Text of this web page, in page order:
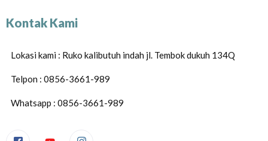
Kontak Kami
Lokasi kami : Ruko kalibutuh indah jl. Tembok dukuh 134Q
Telpon : 0856-3661-989
Whatsapp : 0856-3661-989